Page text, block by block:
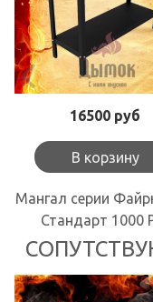
16500 руб
В корзину
Мангал серии
Стандарт 1000